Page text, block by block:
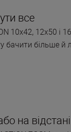
все
10x42, 12x50
бачити більше й
на відстані